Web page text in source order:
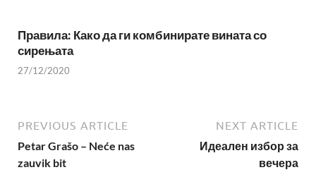
Правила: Како да ги комбинирате вината со
сирењата
27/12/2020
PREVIOUS ARTICLE
Petar Grašo – Neće nas
zauvik bit
NEXT ARTICLE
Идеален избор за
вечера